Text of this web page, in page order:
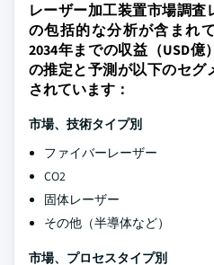
レーザー加工装置市場調査
の包括的な分析が含まれ
2034年までの収益（USD億
の推定と予測が以下のセグ
されています：
市場、技術タイプ別
ファイバーレーザー
CO2
固体レーザー
その他（半導体など）
市場、プロセスタイプ別